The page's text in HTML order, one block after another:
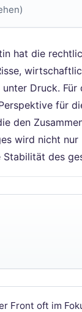
hat die
Druck. Für
für
den
wird nicht
des
Front oft im